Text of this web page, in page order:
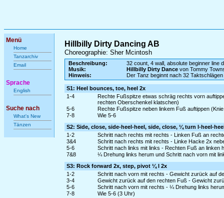
Menü
Home
Tanzarchiv
Email
Sprache
English
Suche nach
What's New
Tänzen
Hillbilly Dirty Dancing AB
Choreographie: Sher Mcintosh
Beschreibung:
32 count, 4 wall, absolute beginner line
Musik:
Hillbilly Dirty Dancevon Tommy
Hinweis:
Der Tanz beginnt nach 32
S1: Heel bounces, toe, heel 2x
1-4
Rechte Fußspitze etwas schräg rechts vorn
rechten Oberschenkel klatschen)
5-6
Rechte Fußspitze neben linkem Fuß auftippen
7-8
Wie 5-6
S2: Side, close, side-heel-heel, side, close, ¼ turn l-heel-
1-2
Schritt nach rechts mit rechts - Linken Fuß an
3&4
Schritt nach rechts mit rechts - Linke Hacke 2x
5-6
Schritt nach links mit links - Rechten Fuß an linken
7&8
¼ Drehung links herum und Schritt nach vorn mit
S3: Rock forward 2x, step, pivot ¼ l 2x
1-2
Schritt nach vorn mit rechts - Gewicht zurück auf
3-4
Gewicht zurück auf den rechten Fuß - Gewicht
5-6
Schritt nach vorn mit rechts - ¼ Drehung links
7-8
Wie 5-6 (3 Uhr)